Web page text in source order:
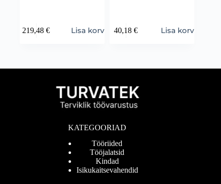
219,48€ Lisa korvi 40,18€ Lisa korvi
KATEGOORIAD
Tööriided
Tööjalatsid
Kindad
Isikukaitsevahendid